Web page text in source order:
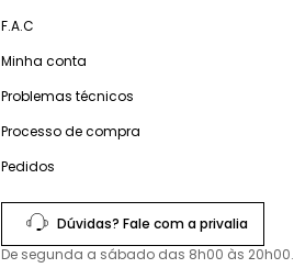
F.A.C
Minha conta
Problemas técnicos
Processo de compra
Pedidos
Dúvidas? Fale com a privalia
De segunda a sábado das 8h00 às 20h00.